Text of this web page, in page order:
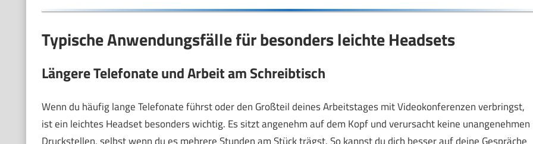
Typische Anwendungsfälle für besonders leichte Headsets
Längere Telefonate und Arbeit am Schreibtisch
Wenn du häufig lange Telefonate führst oder den Großteil deines Arbeitstages mit Videokonferenzen verbringst,
ist ein leichtes Headset besonders wichtig. Es sitzt angenehm auf dem Kopf und verursacht keine unangenehmen